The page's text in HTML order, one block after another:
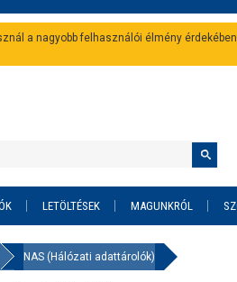
a nagyobb felhasználói élmény
LETÖLTÉSEK MAGUNKRÓL
NAS (Hálózati adattárolók)